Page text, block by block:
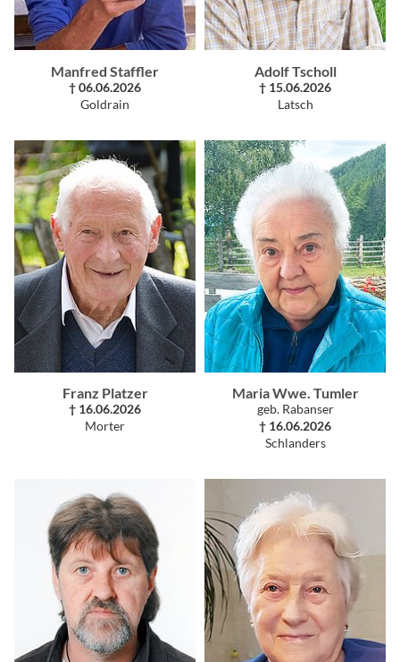
Manfred Staffler
† 06.06.2026
Goldrain
Adolf Tscholl
† 15.06.2026
Latsch
Franz Platzer
† 16.06.2026
Morter
Maria Wwe. Tumler
geb. Rabanser
† 16.06.2026
Schlanders